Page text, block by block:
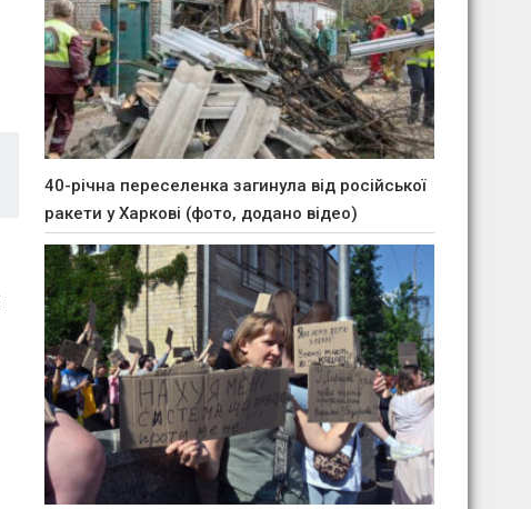
40-річна переселенка загинула від російської
ракети у Харкові (фото, додано відео)